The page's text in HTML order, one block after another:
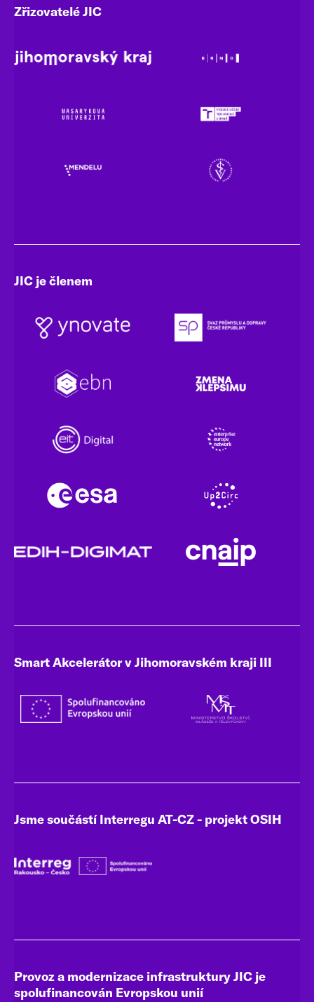
Zřizovatelé JIC
JIC je členem
Smart Akcelerátor v Jihomoravském kraji III
Jsme součástí Interregu AT-CZ - projekt OSIH
Provoz a modernizace infrastruktury JIC je
spolufinancován Evropskou unií